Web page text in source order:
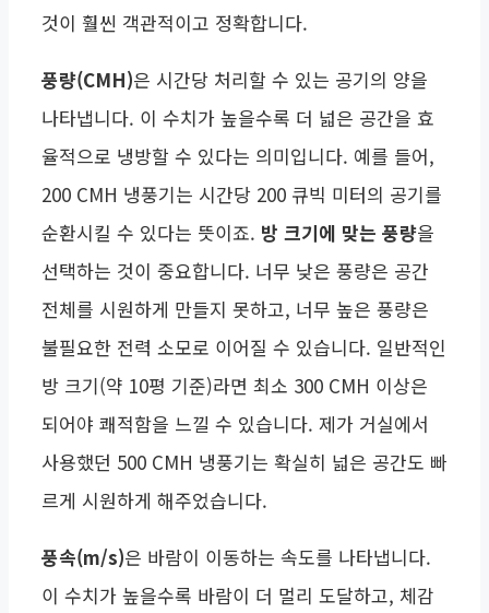
것이 훨씬 객관적이고 정확합니다.
풍량(CMH)은 시간당 처리할 수 있는 공기의 양을
나타냅니다. 이 수치가 높을수록 더 넓은 공간을 효
율적으로 냉방할 수 있다는 의미입니다. 예를 들어,
200 CMH 냉풍기는 시간당 200 큐빅 미터의 공기를
순환시킬 수 있다는 뜻이죠. 방 크기에 맞는 풍량을
선택하는 것이 중요합니다. 너무 낮은 풍량은 공간
전체를 시원하게 만들지 못하고, 너무 높은 풍량은
불필요한 전력 소모로 이어질 수 있습니다. 일반적인
방 크기(약 10평 기준)라면 최소 300 CMH 이상은
되어야 쾌적함을 느낄 수 있습니다. 제가 거실에서
사용했던 500 CMH 냉풍기는 확실히 넓은 공간도 빠
르게 시원하게 해주었습니다.
풍속(m/s)은 바람이 이동하는 속도를 나타냅니다.
이 수치가 높을수록 바람이 더 멀리 도달하고, 체감